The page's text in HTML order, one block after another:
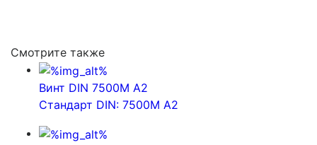
Смотрите также
Винт DIN 7500M А2
Стандарт DIN: 7500M А2